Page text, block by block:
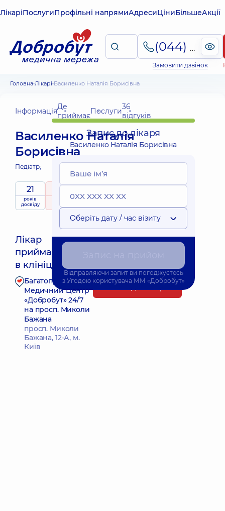
ЛікаріПослугиПрофільні напрямиАдресиЦіниБільшеАкції
(044) 495-2-888
Замовити дзвінок
Головна Лікарі Василенко Наталія Борисівна
ІнформаціяДе
приймаєПослуги36
відгуків
Василенко Наталія
Борисівна
Педіатр;
21
років
досвіду
рейтингна підставі
приймає
Лікар
приймає
в клініці
Багатопрофільний
Медичний Центр
«Добробут» 24/7
на просп. Миколи
Бажана
просп. Миколи
Бажана, 12-А, м.
Київ
Запис до лікаря
Запис до лікаря
Василенко Наталія Борисівна
Оберіть дату / час візиту
Відправляючи запит ви погоджуєтесь
з Угодою користувача ММ «Добробут»